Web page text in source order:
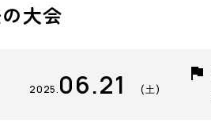
大会
2025.06.21 (土)